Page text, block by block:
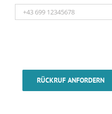
RÜCKRUF ANFORDERN